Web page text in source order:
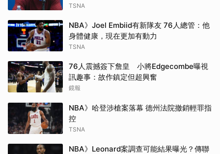
TSNA
NBA》Joel Embiid有新隊友 76人總管：他
身體健康，現在更加有動力
TSNA
76人震撼簽下詹皇 小將Edgecombe曝視
訊趣事：故作鎮定但超興奮
鏡報
NBA》哈登涉槍案落幕 德州法院撤銷輕罪指
控
TSNA
NBA》Leonard案調查可能結果曝光？傳聯